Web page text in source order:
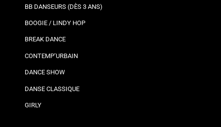
BB DANSEURS (DÈS 3 ANS)
BOOGIE / LINDY HOP
BREAK DANCE
CONTEMP’URBAIN
DANCE SHOW
DANSE CLASSIQUE
GIRLY